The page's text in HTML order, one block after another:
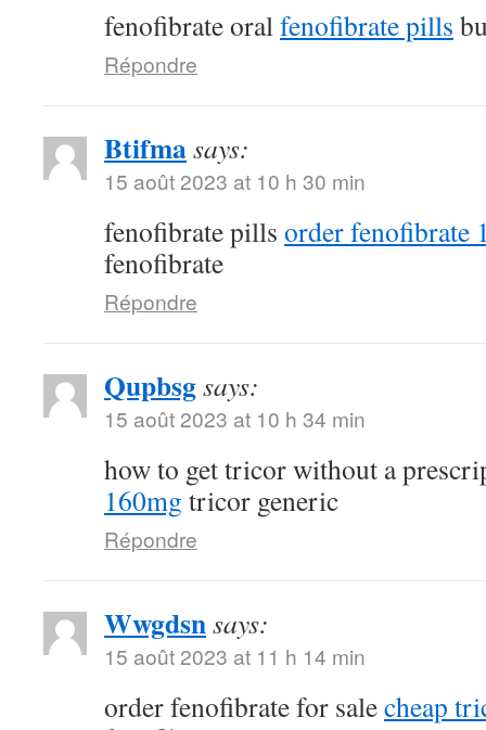
fenofibrate oralfenofibrate pills
Répondre
Btifmasays:
15 août 2023 at 10 h 30 min
fenofibrate pills order fenofibrate
fenofibrate
Répondre
Qupbsgsays:
15 août 2023 at 10 h 34 min
how to get tricor without a
160mg tricor generic
Répondre
Wwgdsnsays:
15 août 2023 at 11 h 14 min
order fenofibrate for salecheap